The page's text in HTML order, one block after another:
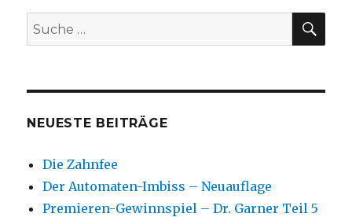
Suche
nach:
NEUESTE BEITRÄGE
Die Zahnfee
Der Automaten-Imbiss – Neuauflage
Premieren-Gewinnspiel – Dr. Garner Teil 5